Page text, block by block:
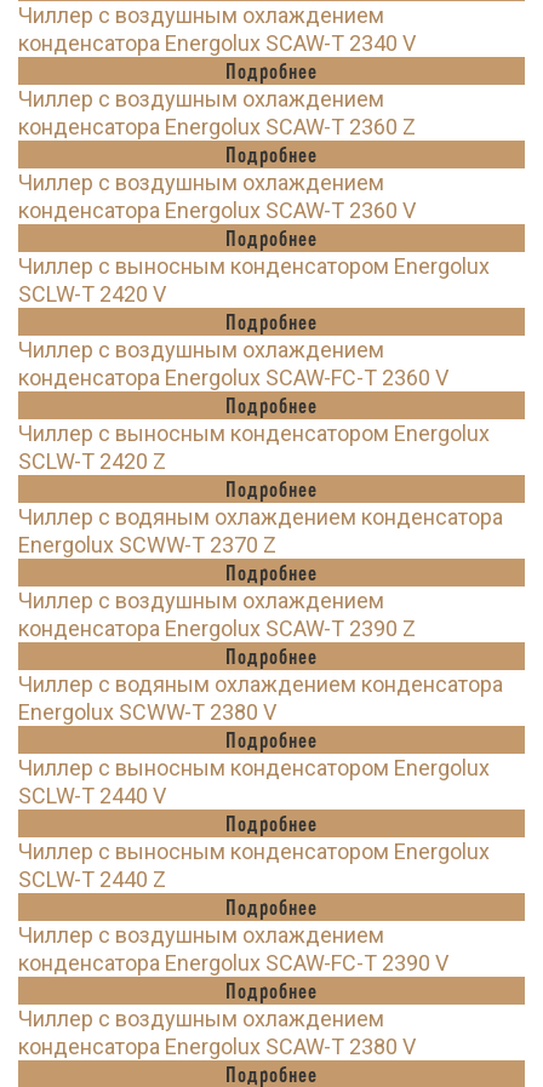
Чиллер с воздушным охлаждением
конденсатора Energolux SCAW-T 2340 V
Подробнее
Чиллер с воздушным охлаждением
конденсатора Energolux SCAW-T 2360 Z
Подробнее
Чиллер с воздушным охлаждением
конденсатора Energolux SCAW-T 2360 V
Подробнее
Чиллер с выносным конденсатором Energolux
SCLW-T 2420 V
Подробнее
Чиллер с воздушным охлаждением
конденсатора Energolux SCAW-FC-T 2360 V
Подробнее
Чиллер с выносным конденсатором Energolux
SCLW-T 2420 Z
Подробнее
Чиллер с водяным охлаждением конденсатора
Energolux SCWW-T 2370 Z
Подробнее
Чиллер с воздушным охлаждением
конденсатора Energolux SCAW-T 2390 Z
Подробнее
Чиллер с водяным охлаждением конденсатора
Energolux SCWW-T 2380 V
Подробнее
Чиллер с выносным конденсатором Energolux
SCLW-T 2440 V
Подробнее
Чиллер с выносным конденсатором Energolux
SCLW-T 2440 Z
Подробнее
Чиллер с воздушным охлаждением
конденсатора Energolux SCAW-FC-T 2390 V
Подробнее
Чиллер с воздушным охлаждением
конденсатора Energolux SCAW-T 2380 V
Подробнее